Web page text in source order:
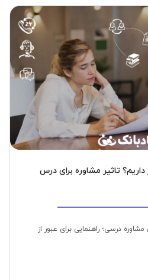
تاثیر مشاوره برای درس
درسی؛ راهنمایی برای عبور از